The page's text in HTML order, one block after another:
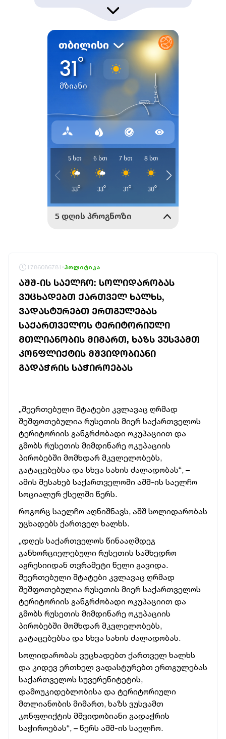
1786086781 პოლიტიკა
ᲐᲨᲨ-ᲘᲡ ᲡᲐᲔᲚᲩᲝ: ᲡᲝᲚᲘᲓᲐᲠᲝᲑᲐᲡ
ᲕᲣᲪᲮᲐᲓᲔᲑᲗ ᲥᲐᲠᲗᲕᲔᲚ ᲮᲐᲚᲮᲡ,
ᲕᲐᲓᲐᲡᲢᲣᲠᲔᲑᲗ ᲔᲠᲗᲒᲣᲚᲔᲑᲐᲡ
ᲡᲐᲥᲐᲠᲗᲕᲔᲚᲝᲡ ᲢᲔᲠᲘᲢᲝᲠᲘᲣᲚᲘ
ᲛᲗᲚᲘᲐᲜᲝᲑᲘᲡ ᲛᲘᲛᲐᲠᲗ, ᲮᲐᲖᲡ ᲕᲣᲡᲕᲐᲛᲗ
ᲙᲝᲜᲤᲚᲘᲥᲢᲘᲡ ᲛᲨᲕᲘᲓᲝᲑᲘᲐᲜᲘ
ᲒᲐᲓᲐᲭᲠᲘᲡ ᲡᲐᲭᲘᲠᲝᲔᲑᲐᲡ
„შეერთებული შტატები კვლავაც ღრმად
შეშფოთებულია რუსეთის მიერ საქართველოს
ტერიტორიის განგრძობადი ოკუპაციით და
გმობს რუსეთის მიმდინარე ოკუპაციის
პირობებში მომხდარ მკვლელობებს,
გატაცებებსა და სხვა სახის ძალადობას“, –
ამის შესახებ საქართველოში აშშ-ის საელჩო
სოციალურ ქსელში წერს.
როგორც საელჩო აღნიშნავს, აშშ სოლიდარობას
უცხადებს ქართველ ხალხს.
„დღეს საქართველოს წინააღმდეგ
განხორციელებული რუსეთის სამხედრო
აგრესიიდან თვრამეტი წელი გავიდა.
შეერთებული შტატები კვლავაც ღრმად
შეშფოთებულია რუსეთის მიერ საქართველოს
ტერიტორიის განგრძობადი ოკუპაციით და
გმობს რუსეთის მიმდინარე ოკუპაციის
პირობებში მომხდარ მკვლელობებს,
გატაცებებსა და სხვა სახის ძალადობას.
სოლიდარობას ვუცხადებთ ქართველ ხალხს
და კიდევ ერთხელ ვადასტურებთ ერთგულებას
საქართველოს სუვერენიტეტის,
დამოუკიდებლობისა და ტერიტორიული
მთლიანობის მიმართ, ხაზს ვუსვამთ
კონფლიქტის მშვიდობიანი გადაჭრის
საჭიროებას“, – წერს აშშ-ის საელჩო.